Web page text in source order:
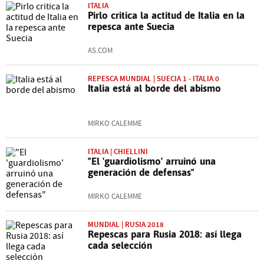
ITALIA
Pirlo critica la actitud de Italia en la
repesca ante Suecia
AS.COM
REPESCA MUNDIAL | SUECIA 1 - ITALIA 0
Italia está al borde del abismo
MIRKO CALEMME
ITALIA | CHIELLINI
"El 'guardiolismo' arruinó una
generación de defensas"
MIRKO CALEMME
MUNDIAL | RUSIA 2018
Repescas para Rusia 2018: así llega
cada selección